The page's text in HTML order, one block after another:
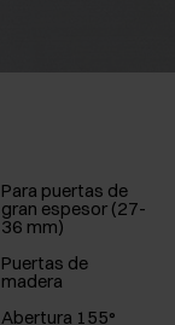
Para puertas de
gran espesor (27-
36 mm)
Puertas de
madera
Abertura 155°